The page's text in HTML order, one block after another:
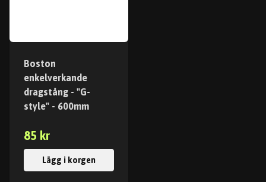
Boston
enkelverkande
dragstång - "G-
style" - 600mm
85 kr
Lägg i korgen